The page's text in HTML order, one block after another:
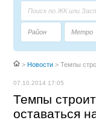
Район Метро
> Новости > Темпы
07.10.2014 17:05
Темпы
оставаться